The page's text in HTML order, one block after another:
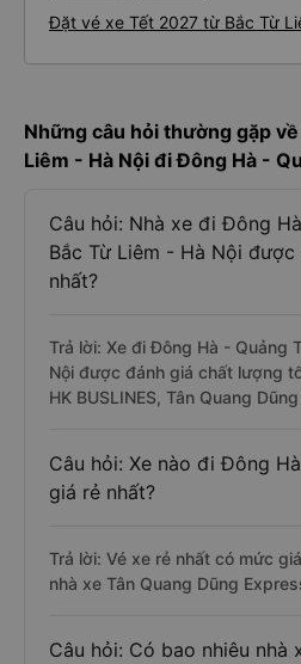
Đặt vé xe Tết 2027 từ Bắc Từ
Những câu hỏi thường gặp
Liêm - Hà Nội đi Đông Hà -
Câu hỏi: Nhà xe đi Đông
Bắc Từ Liêm - Hà Nội
nhất?
Trả lời: Xe đi Đông Hà - Quảng
Nội được đánh giá chất lượng
HK BUSLINES, Tân Quang
Câu hỏi: Xe nào đi Đông
giá rẻ nhất?
Trả lời: Vé xe rẻ nhất có mức
nhà xe Tân Quang Dũng
Câu hỏi: Có bao nhiêu nhà